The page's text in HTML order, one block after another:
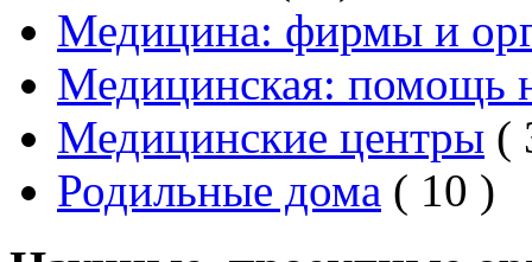
Медицина: фирмы и
Медицинская: помощь
Медицинские центры (
Родильные дома ( 10 )